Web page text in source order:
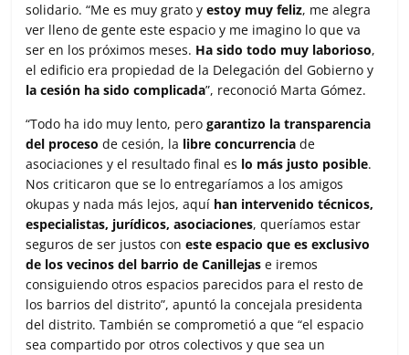
solidario. “Me es muy grato yestoy muy feliz, me alegra
ver lleno de gente este espacio y me imagino lo que va
ser en los próximos meses. Ha sido todo muy laborioso,
el edificio era propiedad de la Delegación del Gobierno y
la cesión ha sido complicada”, reconoció Marta Gómez.
“Todo ha ido muy lento, perogarantizo la transparencia
del proceso de cesión, la libre concurrencia de
asociaciones y el resultado final es lo más justo posible.
Nos criticaron que se lo entregaríamos a los amigos
okupas y nada más lejos, aquí han intervenido técnicos,
especialistas, jurídicos, asociaciones, queríamos estar
seguros de ser justos coneste espacio que es exclusivo
de los vecinos del barrio de Canillejas e iremos
consiguiendo otros espacios parecidos para el resto de
los barrios del distrito”, apuntó la concejala presidenta
del distrito. También se comprometió a que “el espacio
sea compartido por otros colectivos y que sea un